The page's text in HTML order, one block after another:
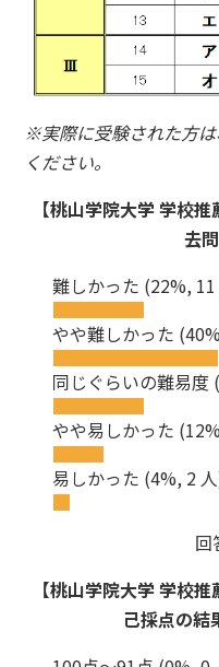
※実際に受験された方
ください。
【桃山学院大学 学校
去
難しかった (22%,
やや難しかった
同じぐらいの難易度
やや易しかった
易しかった (4%, 2
回
【桃山学院大学 学校
己採点の結